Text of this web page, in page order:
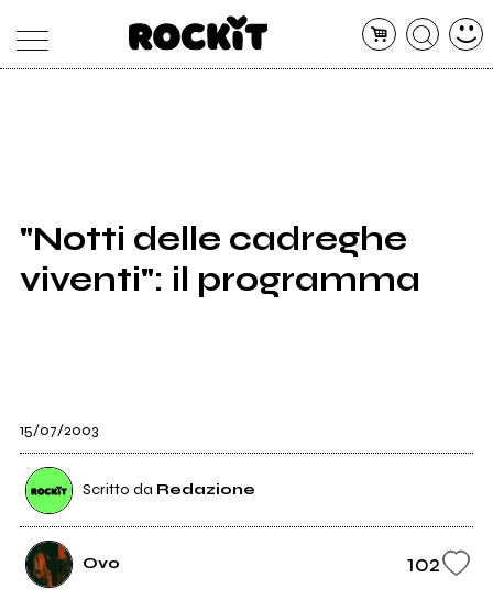
SHOP
RADIO
"Notti delle cadreghe
viventi": il programma
15/07/2003
Scritto da Redazione
Ovo 102